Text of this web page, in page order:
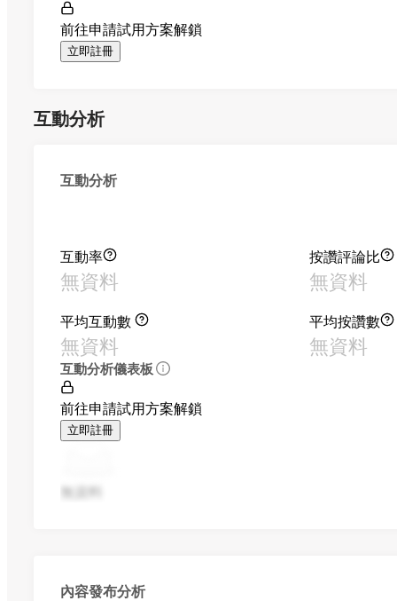
前往申請試用方案解鎖
立即註冊
互動分析
互動分析
互動率
無資料
按讚評論比
無資料
平均互動數
無資料
平均按讚數
無資料
互動分析儀表板
前往申請試用方案解鎖
立即註冊
無資料
內容發布分析